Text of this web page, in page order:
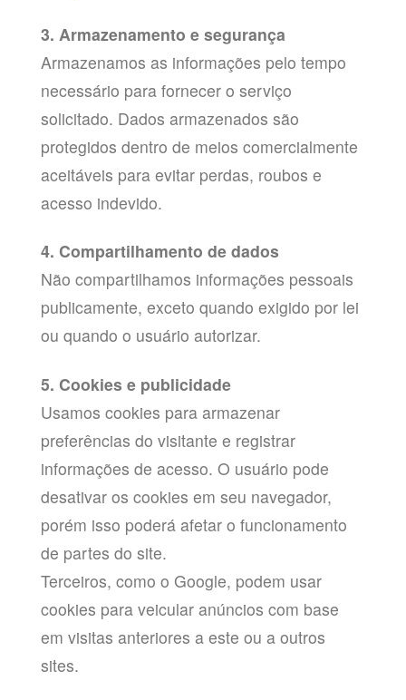
3. Armazenamento e segurança
Armazenamos as informações pelo tempo
necessário para fornecer o serviço
solicitado. Dados armazenados são
protegidos dentro de meios comercialmente
aceitáveis para evitar perdas, roubos e
acesso indevido.
4. Compartilhamento de dados
Não compartilhamos informações pessoais
publicamente, exceto quando exigido por lei
ou quando o usuário autorizar.
5. Cookies e publicidade
Usamos cookies para armazenar
preferências do visitante e registrar
informações de acesso. O usuário pode
desativar os cookies em seu navegador,
porém isso poderá afetar o funcionamento
de partes do site.
Terceiros, como o Google, podem usar
cookies para veicular anúncios com base
em visitas anteriores a este ou a outros
sites.